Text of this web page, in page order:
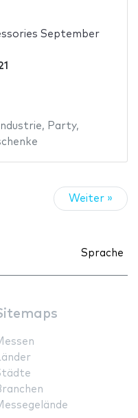
September
, Party,
Weiter »
Sprache